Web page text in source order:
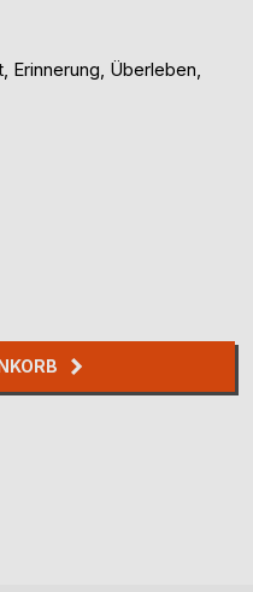
Überleben,